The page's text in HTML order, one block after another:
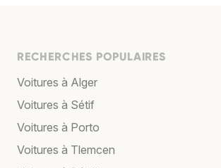
RECHERCHES POPULAIRES
Voitures à Alger
Voitures à Sétif
Voitures à Porto
Voitures à Tlemcen